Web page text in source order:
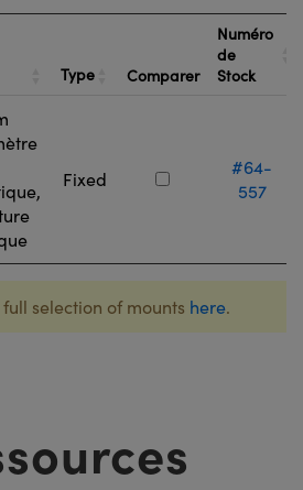
Type Comparer
Numéro
de
Stock
Fixed
#64-
557
selection of mounts here.